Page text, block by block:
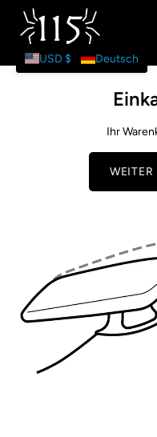
Inhalt
springen
Ihr
USD $ Deutsch